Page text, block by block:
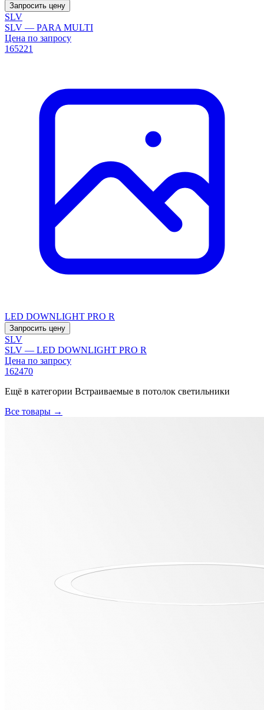
Запросить цену
SLV
SLV — PARA MULTI
Цена по запросу
165221
LED DOWNLIGHT PRO R
Запросить цену
SLV
SLV — LED DOWNLIGHT PRO R
Цена по запросу
162470
Ещё в категории Встраиваемые в потолок светильники
Все товары →